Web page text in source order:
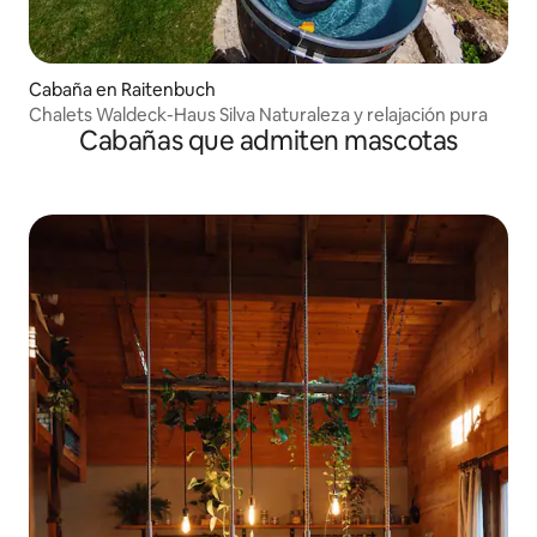
Cabaña en Raitenbuch
Chalets Waldeck-Haus Silva Naturaleza y relajación pura
Cabañas que admiten mascotas